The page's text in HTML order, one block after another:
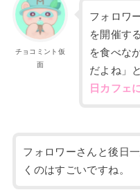
チョコミント仮
面
フォロワ
を開催す
を食べな
だよね」
日カフェ
フォロワーさんと後日
くのはすごいですね。